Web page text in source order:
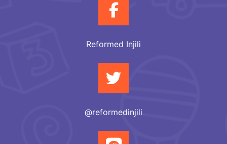
Reformed Injili
@reformedinjili